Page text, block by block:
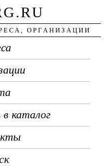
ОРГАНИЗАЦИИ
каталог